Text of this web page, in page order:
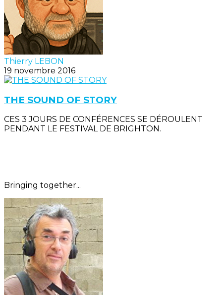
Thierry LEBON
19 novembre 2016
THE SOUND OF STORY
CES 3 JOURS DE CONFÉRENCES SE DÉROULENT
PENDANT LE FESTIVAL DE BRIGHTON.
Bringing together...